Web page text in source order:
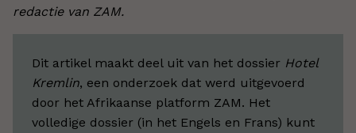
redactie van ZAM.
Dit artikel maakt deel uit van het dossier Hotel
Kremlin, een onderzoek dat werd uitgevoerd
door het Afrikaanse platform ZAM. Het
volledige dossier (in het Engels en Frans) kunt